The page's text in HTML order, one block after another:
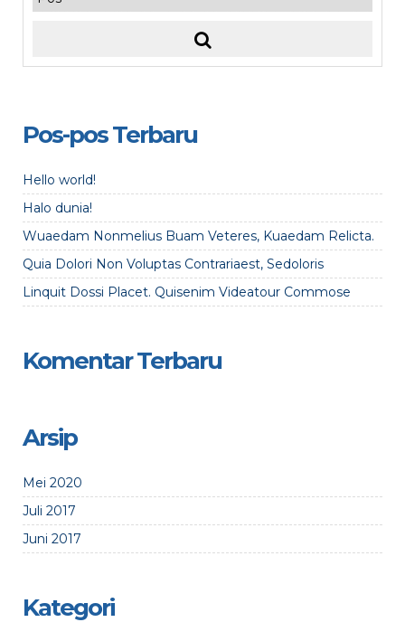
Pos-pos Terbaru
Hello world!
Halo dunia!
Wuaedam Nonmelius Buam Veteres, Kuaedam Relicta.
Quia Dolori Non Voluptas Contrariaest, Sedoloris
Linquit Dossi Placet. Quisenim Videatour Commose
Komentar Terbaru
Arsip
Mei 2020
Juli 2017
Juni 2017
Kategori